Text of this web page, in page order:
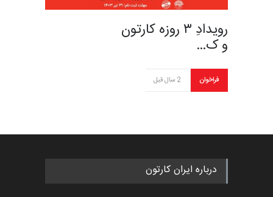
رویدادِ ۳ روزه کارتون
و ک…
فراخوان 2 سال قبل
درباره ایران کارتون